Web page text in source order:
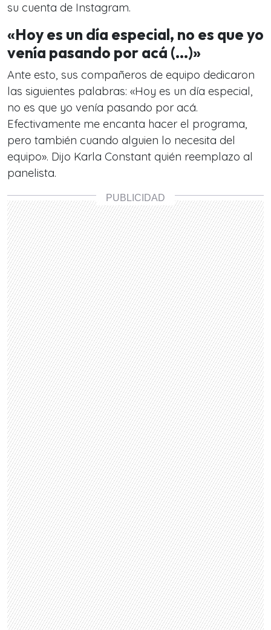
su cuenta de Instagram.
«Hoy es un día especial, no es que yo
venía pasando por acá (…)»
Ante esto, sus compañeros de equipo dedicaron
las siguientes palabras: «Hoy es un día especial,
no es que yo venía pasando por acá.
Efectivamente me encanta hacer el programa,
pero también cuando alguien lo necesita del
equipo». Dijo Karla Constant quién reemplazo al
panelista.